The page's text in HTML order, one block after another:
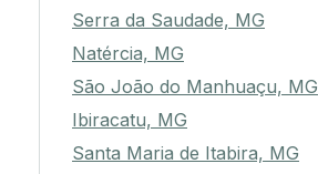
Serra da Saudade, MG
Natércia, MG
São João do Manhuaçu, MG
Ibiracatu, MG
Santa Maria de Itabira, MG